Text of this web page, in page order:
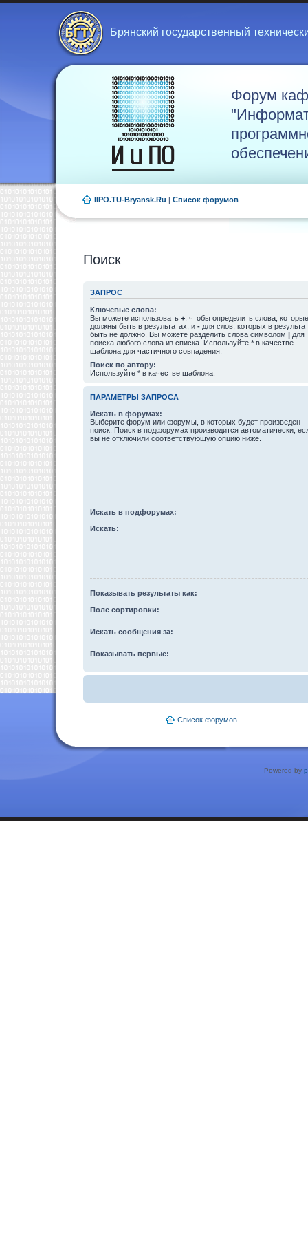
Брянский государственный
Форум
IIPO.TU-Bryansk.Ru | Список форумов
Поиск
ЗАПРОС
Ключевые слова:
Вы можете использовать + , чтобы определить слова, которые
должны быть в результатах, и - для слов, которых в
быть не должно. Вы можете разделить слова символом | для
поиска любого слова из списка. Используйте * в качестве
шаблона для частичного совпадения.
Поиск по автору:
Используйте * в качестве шаблона.
ПАРАМЕТРЫ ЗАПРОСА
Искать в форумах:
Выберите форум или форумы, в которых будет произведен
поиск. Поиск в подфорумах производится автоматически,
вы не отключили соответствующую опцию ниже.
Искать в подфорумах:
Искать:
Показывать результаты как:
Поле сортировки:
Искать сообщения за:
Показывать первые:
Список форумов
Powered by